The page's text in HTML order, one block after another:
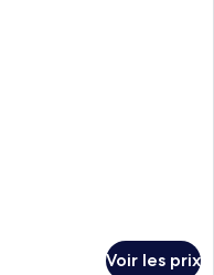
Voir les prix